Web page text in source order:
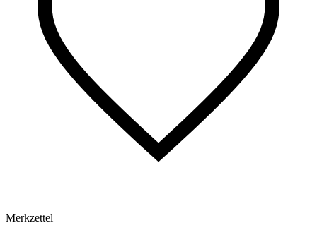
Merkzettel